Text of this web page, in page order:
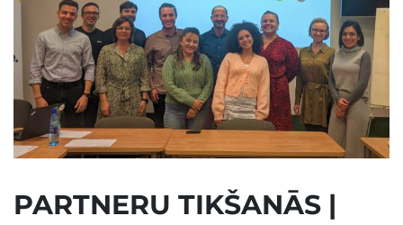
PARTNERU TIKŠANĀS |